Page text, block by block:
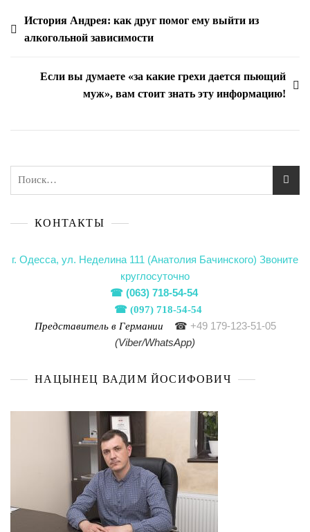
История Андрея: как друг помог ему выйти из
алкогольной зависимости
Если вы думаете «за какие грехи дается пьющий
муж», вам стоит знать эту информацию!
КОНТАКТЫ
г. Одесса, ул. Неделина 111 (Анатолия Бачинского) Звоните
круглосуточно
☎ (063) 718-54-54
☎ (097) 718-54-54
Представитель в Германии
☎ +49 179-123-51-05
(Viber/WhatsApp)
НАЦЫНЕЦ ВАДИМ ЙОСИФОВИЧ